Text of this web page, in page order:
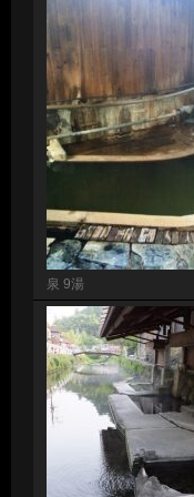
泉 9湯